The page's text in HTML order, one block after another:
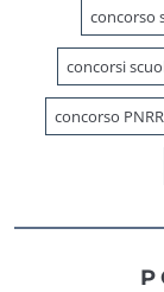
concorso
concorsi
concorso